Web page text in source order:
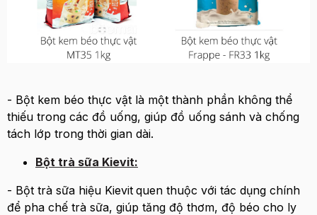
- Bột kem béo thực vật là một thành phần không thể
thiếu trong các đồ uống, giúp đồ uống sánh và chống
tách lớp trong thời gian dài.
Bột trà sữa Kievit:
- Bột trà sữa hiệu Kievit quen thuộc với tác dụng chính
để pha chế trà sữa, giúp tăng độ thơm, độ béo cho ly